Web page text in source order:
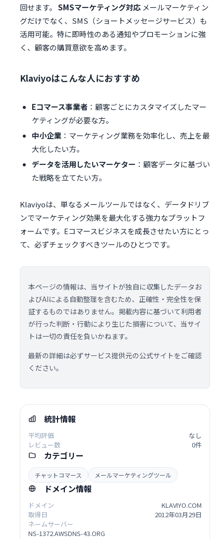
回せます。 SMSマーケティング対応 メールマーケティン
グだけでなく、SMS（ショートメッセージサービス）も
活用可能。特に即時性のある通知やプロモーションに強
く、顧客の購買意欲を高めます。
Klaviyoはこんな人におすすめ
Eコマース事業者 ：顧客ごとにカスタマイズしたマー
ケティングが必要な方。
中小企業 ：マーケティング業務を効率化し、売上を最
大化したい方。
データを活用したいマーケター ：顧客データに基づい
た戦略を立てたい方。
Klaviyoは、単なるメールツールではなく、データドリブ
ンでマーケティング効果を最大化する強力なプラットフ
ォームです。Eコマースビジネスを成長させたい方にとっ
て、必ずチェックすべきツールのひとつです。
本ページの情報は、当サイトが独自に収集したデータお
よびAIによる自動整理を含むため、正確性・完全性を保
証するものではありません。掲載内容に基づいて利用者
が行った判断・行動により生じた損害について、当サイ
トは一切の責任を負いかねます。
最新の詳細は必ずサービス提供元の公式サイトをご確認
ください。
統計情報
平均評価
なし
レビュー数
0件
カテゴリー
チャットコマース メールマーケティングツール
ドメイン情報
ドメイン
KLAVIYO.COM
取得日
2012年03月29日
ネームサーバー
NS-1372.AWSDNS-43.ORG